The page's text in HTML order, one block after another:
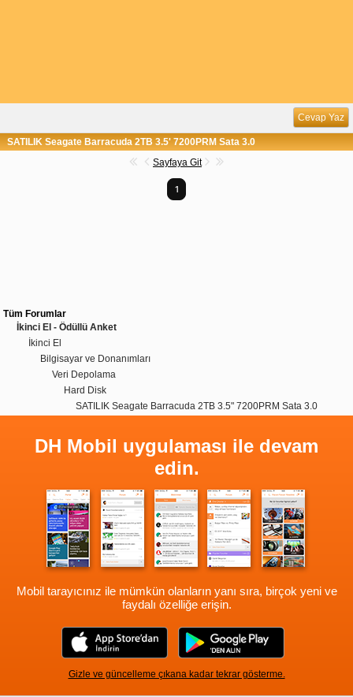
Cevap Yaz
SATILIK Seagate Barracuda 2TB 3.5' 7200PRM Sata 3.0
Sayfaya Git
1
Tüm Forumlar
İkinci El - Ödüllü Anket
İkinci El
Bilgisayar ve Donanımları
Veri Depolama
Hard Disk
SATILIK Seagate Barracuda 2TB 3.5" 7200PRM Sata 3.0
DH Mobil uygulaması ile devam
edin.
Mobil tarayıcınız ile mümkün olanların yanı sıra, birçok yeni ve
faydalı özelliğe erişin.
Gizle ve güncelleme çıkana kadar tekrar gösterme.